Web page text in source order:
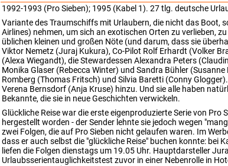
1992-1993 (Pro Sieben); 1995 (Kabel 1). 27 tlg. deutsche
Variante des Traumschiffs mit Urlaubern, die nicht das Boot,
Airlines) nehmen, um sich an exotischen Orten zu verlieben,
üblichen kleinen und großen Nöte (und darum, dass sie
Viktor Nemetz (Juraj Kukura), Co-Pilot Rolf Erhardt (Volker
(Alexa Wiegandt), die Stewardessen Alexandra Peters
Monika Glaser (Rebecca Winter) und Sandra Bühler
Romberg (Thomas Fritsch) und Silvia Baretti (Conny
Verena Bernsdorf (Anja Kruse) hinzu. Und sie alle haben
Bekannte, die sie in neue Geschichten verwickeln.
Glückliche Reise war die erste eigenproduzierte Serie von Pro
hergestellt worden - der Sender lehnte sie jedoch wegen
zwei Folgen, die auf Pro Sieben nicht gelaufen waren. Im
dass er auch selbst die "glückliche Reise" buchen konnte: bei
liefen die Folgen dienstags um 19.05 Uhr. Hauptdarsteller
Urlaubsserientauglichkeitstest zuvor in einer Nebenrolle in